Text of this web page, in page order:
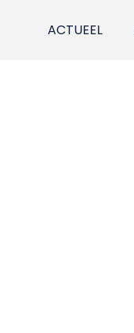
ACTUEEL